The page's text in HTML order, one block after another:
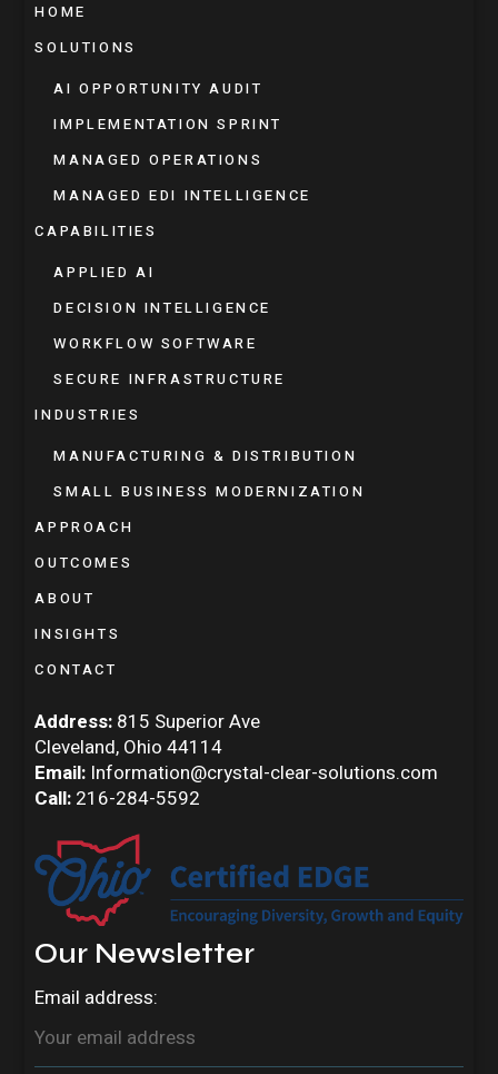
HOME
SOLUTIONS
AI OPPORTUNITY AUDIT
IMPLEMENTATION SPRINT
MANAGED OPERATIONS
MANAGED EDI INTELLIGENCE
CAPABILITIES
APPLIED AI
DECISION INTELLIGENCE
WORKFLOW SOFTWARE
SECURE INFRASTRUCTURE
INDUSTRIES
MANUFACTURING & DISTRIBUTION
SMALL BUSINESS MODERNIZATION
APPROACH
OUTCOMES
ABOUT
INSIGHTS
CONTACT
Address: 815 Superior Ave
Cleveland, Ohio 44114
Email: Information@crystal-clear-solutions.com
Call: 216-284-5592
Our Newsletter
Email address: